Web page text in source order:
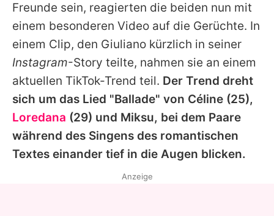
Redaktionelle Richtlinien
Impressum
Datenschutzerklärung
Utiq verwalten
Freunde sein, reagierten die beiden nun mit
einem besonderen Video auf die Gerüchte. In
einem Clip, den Giuliano kürzlich in seiner
Instagram-Story teilte, nahmen sie an einem
aktuellen TikTok-Trend teil. Der Trend dreht
sich um das Lied "Ballade" von Céline (25),
Loredana (29) und Miksu, bei dem Paare
während des Singens des romantischen
Textes einander tief in die Augen blicken.
Anzeige